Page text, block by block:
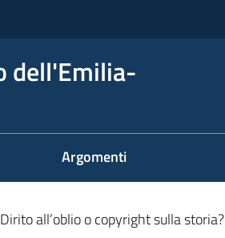
dell'Emilia-
Argomenti
Dirito all’oblio o copyright sulla storia?